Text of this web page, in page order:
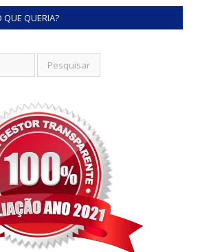
QUE QUERIA?